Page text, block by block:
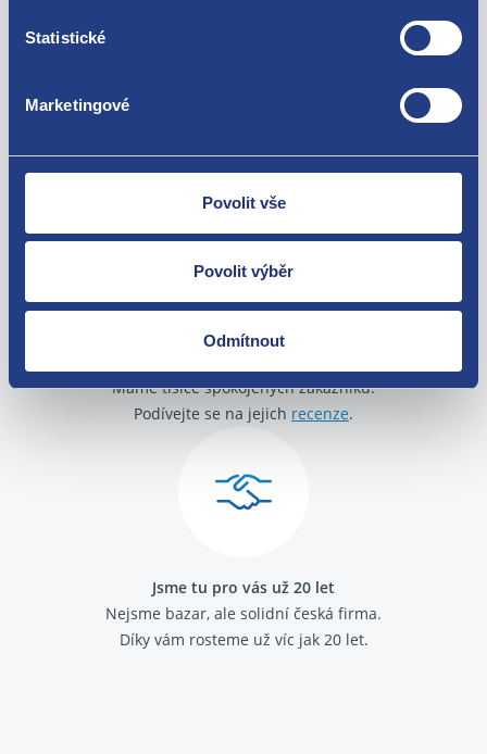
Statistické
Marketingové
Povolit vše
Povolit výběr
Odmítnout
Zboží můžete vrátit do 60 dnů od
Máme tisíce spokojených zákazníků.
Podívejte se na jejich recenze.
Jsme tu pro vás už 20 let
Nejsme bazar, ale solidní česká firma.
Díky vám rosteme už víc jak 20 let.